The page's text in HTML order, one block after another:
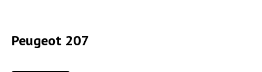
Peugeot 207